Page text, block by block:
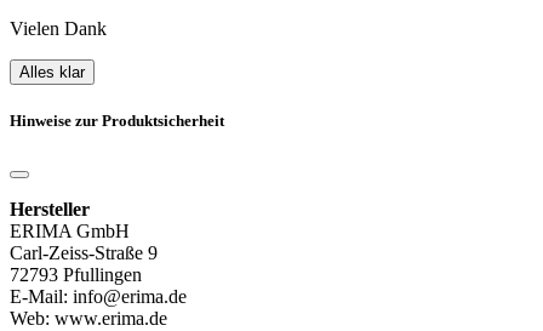
Vielen Dank
Alles klar
Hinweise zur Produktsicherheit
Hersteller
ERIMA GmbH
Carl-Zeiss-Straße 9
72793 Pfullingen
E-Mail: info@erima.de
Web: www.erima.de